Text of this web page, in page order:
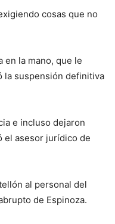
cosas que no
en la mano, que le
la suspensión definitiva
e incluso dejaron
el asesor jurídico de
al personal del
de Espinoza.